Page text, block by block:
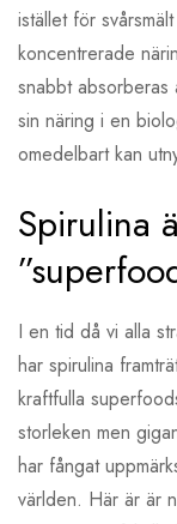
istället för
koncentrerade
snabbt absorberas
sin näring i en
omedelbart kan
Spirulina
I en tid då vi alla
har spirulina
kraftfulla
storleken men
har fångat
världen. Här är är